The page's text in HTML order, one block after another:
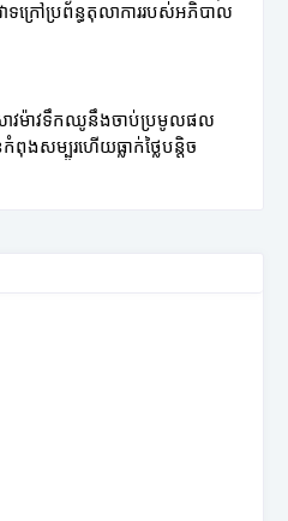
ាទក្រៅប្រព័ន្ធតុលាការរបស់អភិបាល
ាវម៉ាវទឹកឈូនឹងចាប់ប្រមូលផល
ងសម្បូរហើយធ្លាក់ថ្លៃបន្តិច